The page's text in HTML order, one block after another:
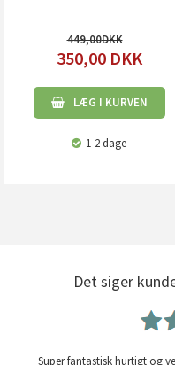
449,00
350,00 DKK
LÆG I KURVEN
1-2 dage
Det siger
Super fantastisk hurtigt og